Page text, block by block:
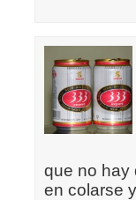
que no hay
en colarse